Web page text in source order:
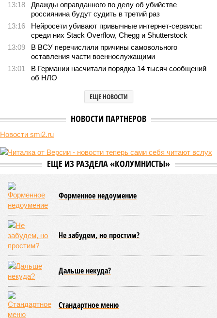
13:18
Дважды оправданного по делу об убийстве
россиянина будут судить в третий раз
13:16
Нейросети убивают привычные интернет-сервисы:
среди них Stack Overflow, Chegg и Shutterstock
13:09
В ВСУ перечислили причины самовольного
оставления части военнослужащими
13:01
В Германии насчитали порядка 14 тысяч сообщений
об НЛО
ЕЩЕ НОВОСТИ
НОВОСТИ ПАРТНЕРОВ
Новости smi2.ru
ЕЩЕ ИЗ РАЗДЕЛА «КОЛУМНИСТЫ»
Форменное недоумение
Не забудем, но простим?
Дальше некуда?
Стандартное меню